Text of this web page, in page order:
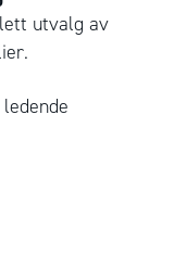
utvalg av